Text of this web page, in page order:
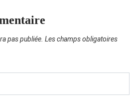
pas publiée. Les champs obligatoires